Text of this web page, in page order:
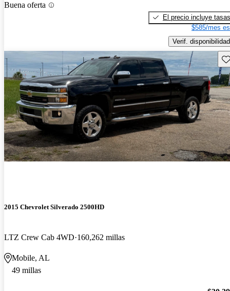
Buena oferta
El precio incluye tasas
$585/mes
Verif. disponibilidad
2015 Chevrolet Silverado 2500HD
LTZ Crew Cab 4WD 160,262 millas
Mobile, AL
49 millas